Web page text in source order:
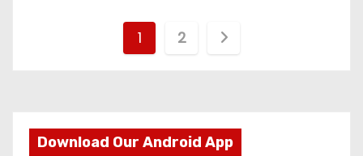
t
1 2
Download Our Android App